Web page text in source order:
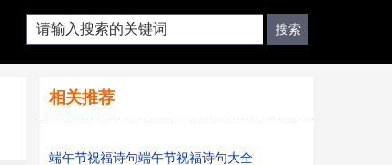
相关推荐
端午节祝福诗句端午节祝福诗句大全